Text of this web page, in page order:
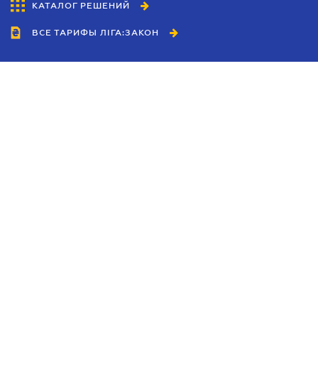
КАТАЛОГ РЕШЕНИЙ
ВСЕ ТАРИФЫ ЛІГА:ЗАКОН